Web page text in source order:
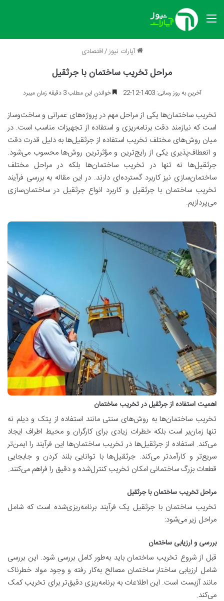
منو
آپارات نیوز/اقتصادی
مراحل تخریب ساختمان با جرثقیل
آخرین به روز رسانی: 1403-12-22 خواندن این مطلب 3 دقیقه زمان میبرد
تخریب ساختمان‌ها یکی از مراحل مهم در پروژه‌های عمرانی و ساخت‌وساز
است که نیازمند دقت برنامه‌ریزی و استفاده از تجهیزات مناسب است. در
میان روش‌های مختلف تخریب استفاده از جرثقیل‌ها به دلیل قدرت دقت
و انعطاف‌پذیری یکی از رایج‌ترین و مؤثرترین روش‌ها محسوب می‌شود.
جرثقیل‌ها نه تنها در تخریب ساختمان‌ها بلکه در مراحل مختلف
ساختمان‌سازی نیز کاربرد گسترده‌ای دارند. در این مقاله به بررسی فرآیند
تخریب ساختمان با جرثقیل و کاربرد انواع جرثقیل در ساختمان‌سازی
می‌پردازیم.
اهمیت استفاده از جرثقیل در تخریب ساختمان
تخریب ساختمان‌ها به روش‌های سنتی مانند استفاده از پتک و دیلم نه
تنها زمان‌بر است بلکه خطرات زیادی برای کارگران و محیط اطراف ایجاد
می‌کند. استفاده از جرثقیل‌ها در تخریب ساختمان‌ها این فرآیند را ایمن‌تر
سریع‌تر و کارآمدتر می‌کند. جرثقیل‌ها با توانایی بلند کردن و جابجایی
قطعات بزرگ ساختمانی امکان تخریب کنترل‌شده و دقیق را فراهم می‌کنند.
مراحل تخریب ساختمان با جرثقیل
تخریب ساختمان با جرثقیل یک فرآیند برنامه‌ریزی‌شده است که شامل
مراحل زیر می‌شود:
بررسی و ارزیابی ساختمان
قبل از شروع تخریب ساختمان باید به‌طور کامل بررسی شود. این بررسی
شامل ارزیابی ساختار ساختمان مصالح به‌کار رفته و وجود مواد خطرناک
مانند آزبست است. این اطلاعات به برنامه‌ریزی دقیق‌تر برای تخریب کمک
می‌کند.